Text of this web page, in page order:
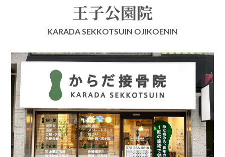
王子公園院
KARADA SEKKOTSUIN OJIKOENIN